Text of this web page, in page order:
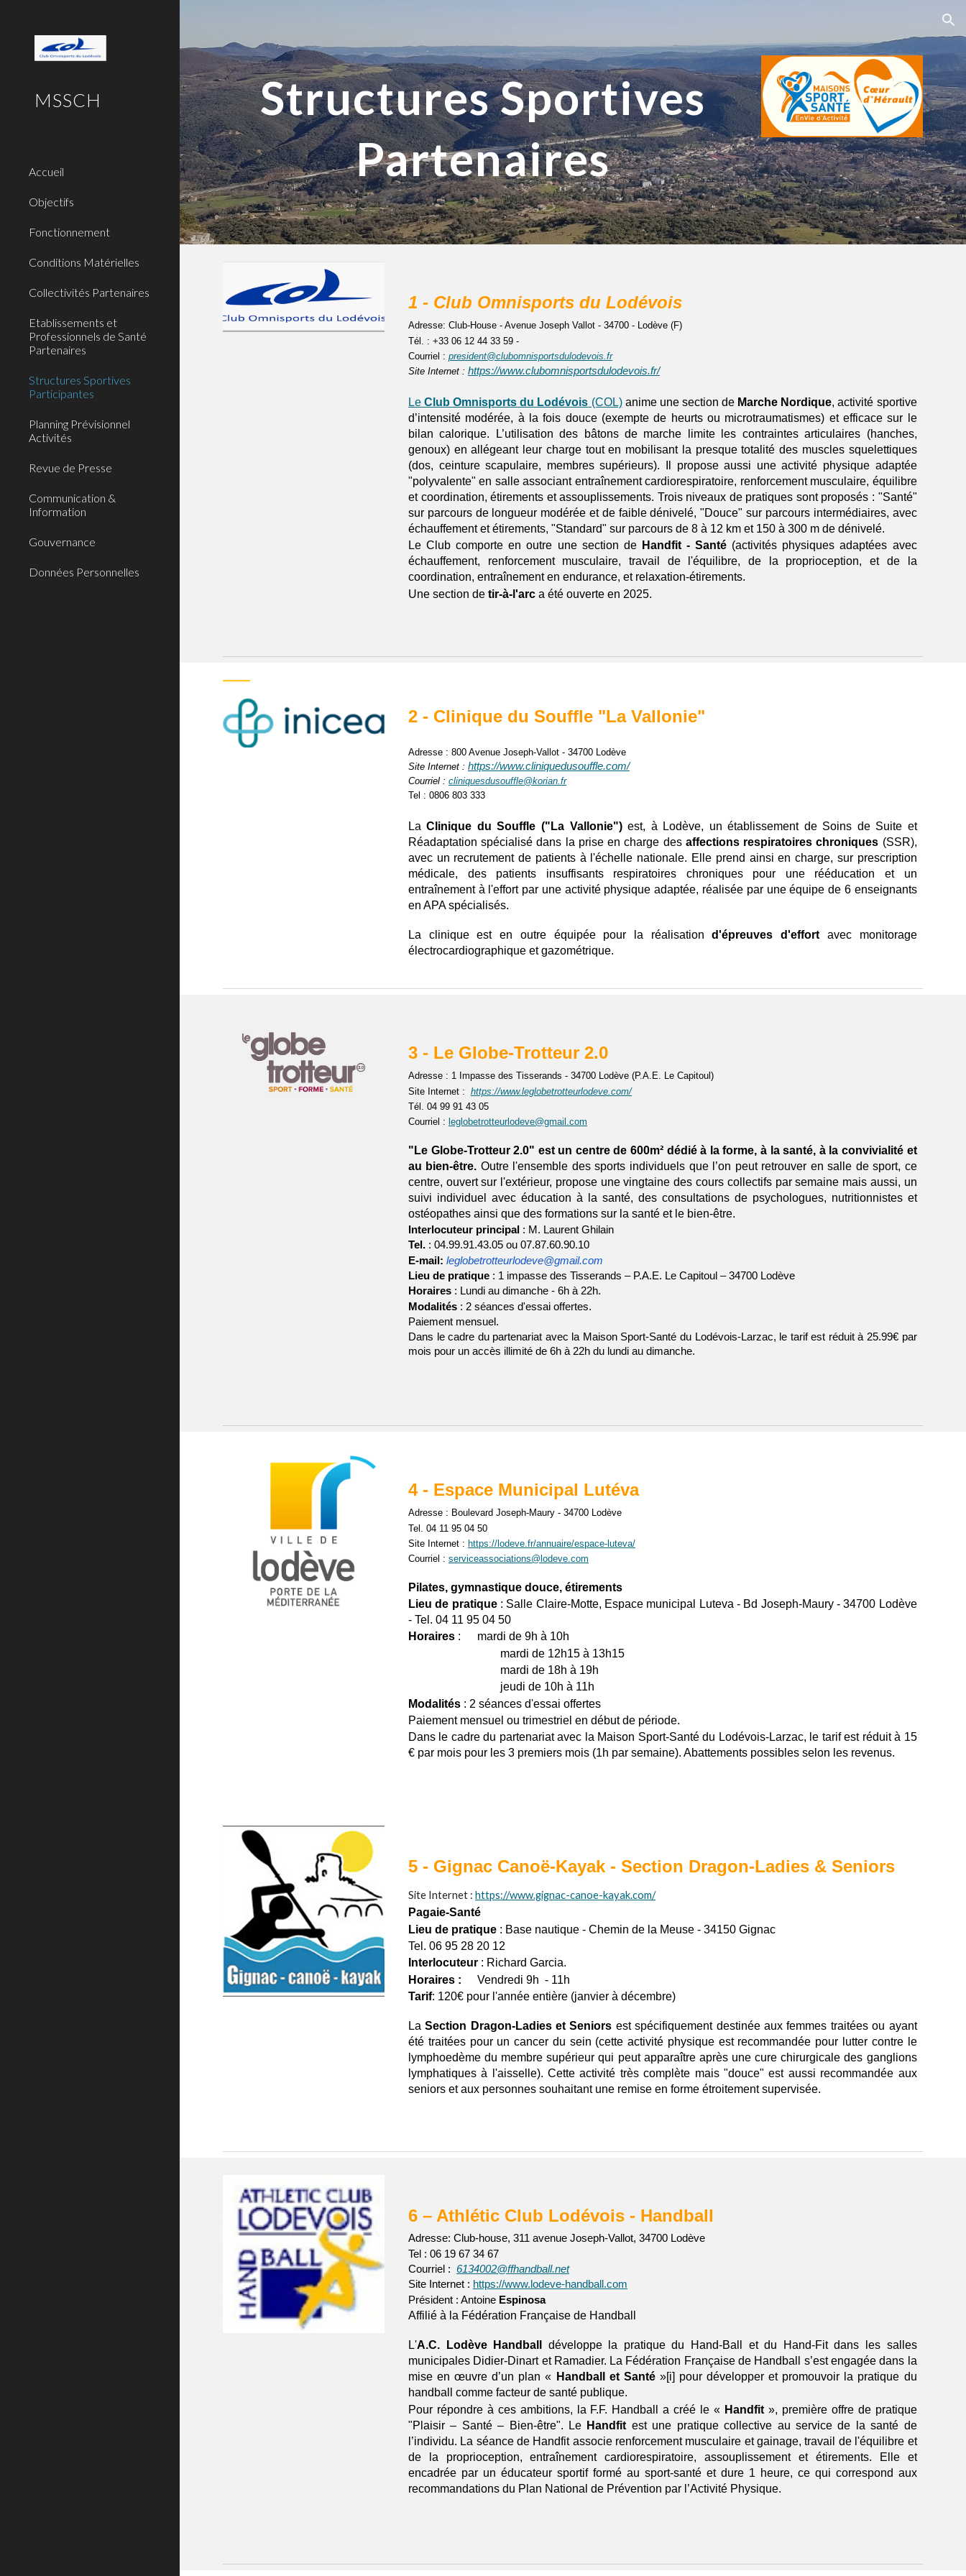
MSSCH
Accueil
Objectifs
Fonctionnement
Conditions Matérielles
Collectivités Partenaires
Etablissements et
Professionnels de Santé
Partenaires
Structures Sportives
Participantes
Planning Prévisionnel
Activités
Revue de Presse
Communication &
Information
Gouvernance
Données Personnelles
Structures Sportives
Partenaires
1 - Club Omnisports du Lodévois
Adresse: Club-House - Avenue Joseph Vallot - 34700 - Lodève (F)
Tél. : +33 06 12 44 33 59 -
Courriel : president@clubomnisportsdulodevois.fr
Site Internet : https://www.clubomnisportsdulodevois.fr/
LeClub Omnisports du Lodévois (COL)anime une section de Marche Nordique, activité sportive
d’intensité modérée, à la fois douce (exempte de heurts ou microtraumatismes) et efficace sur le
bilan calorique. L’utilisation des bâtons de marche limite les contraintes articulaires (hanches,
genoux) en allégeant leur charge tout en mobilisant la presque totalité des muscles squelettiques
(dos, ceinture scapulaire, membres supérieurs). Il propose aussi une activité physique adaptée
"polyvalente" en salle associant entraînement cardiorespiratoire, renforcement musculaire, équilibre
et coordination, étirements et assouplissements. Trois niveaux de pratiques sont proposés : "Santé"
sur parcours de longueur modérée et de faible dénivelé, "Douce" sur parcours intermédiaires, avec
échauffement et étirements, "Standard" sur parcours de 8 à 12 km et 150 à 300 m de dénivelé.
Le Club comporte en outre une section de Handfit - Santé (activités physiques adaptées avec
échauffement, renforcement musculaire, travail de l'équilibre, de la proprioception, et de la
coordination, entraînement en endurance, et relaxation-étirements.
Une section de tir-à-l'arc a été ouverte en 2025.
2 - Clinique du Souffle "La Vallonie"
Adresse : 800 Avenue Joseph-Vallot - 34700 Lodève
Site Internet : https://www.cliniquedusouffle.com/
Courriel : cliniquesdusouffle@korian.fr
Tel : 0806 803 333
LaClinique du Souffle ("La Vallonie")est, à Lodève, un établissement de Soins de Suite et
Réadaptation spécialisé dans la prise en charge des affections respiratoires chroniques (SSR),
avec un recrutement de patients à l'échelle nationale. Elle prend ainsi en charge, sur prescription
médicale, des patients insuffisants respiratoires chroniques pour une rééducation et un
entraînement à l'effort par une activité physique adaptée, réalisée par une équipe de 6 enseignants
en APA spécialisés.
La clinique est en outre équipée pour la réalisationd'épreuves d'effort avec monitorage
électrocardiographique et gazométrique.
3 - Le Globe-Trotteur 2.0
Adresse : 1 Impasse des Tisserands - 34700 Lodève (P.A.E. Le Capitoul)
Site Internet : https://www.leglobetrotteurlodeve.com/
Tél. 04 99 91 43 05
Courriel : leglobetrotteurlodeve@gmail.com
"Le Globe-Trotteur 2.0" est un centre de 600m² dédié à la forme, à la santé, à la convivialité et
au bien-être. Outre l'ensemble des sports individuels que l’on peut retrouver en salle de sport, ce
centre, ouvert sur l'extérieur, propose une vingtaine des cours collectifs par semaine mais aussi, un
suivi individuel avec éducation à la santé, des consultations de psychologues, nutritionnistes et
ostéopathes ainsi que des formations sur la santé et le bien-être.
Interlocuteur principal : M. Laurent Ghilain
Tel.: 04.99.91.43.05 ou 07.87.60.90.10
E-mail: leglobetrotteurlodeve@gmail.com
Lieu de pratique: 1 impasse des Tisserands – P.A.E. Le Capitoul – 34700 Lodève
Horaires: Lundi au dimanche - 6h à 22h.
Modalités : 2 séances d'essai offertes.
Paiement mensuel.
Dans le cadre du partenariat avec la Maison Sport-Santé du Lodévois-Larzac, le tarif est réduit à 25.99€ par
mois pour un accès illimité de 6h à 22h du lundi au dimanche.
4 - Espace Municipal Lutéva
Adresse : Boulevard Joseph-Maury - 34700 Lodève
Tel. 04 11 95 04 50
Site Internet : https://lodeve.fr/annuaire/espace-luteva/
Courriel : serviceassociations@lodeve.com
Pilates, gymnastique douce, étirements
Lieu de pratique: Salle Claire-Motte, Espace municipal Luteva - Bd Joseph-Maury - 34700 Lodève
- Tel. 04 11 95 04 50
Horaires:
mardi de 9h à 10h
mardi de 12h15 à 13h15
mardi de 18h à 19h
jeudi de 10h à 11h
Modalités : 2 séances d'essai offertes
Paiement mensuel ou trimestriel en début de période.
Dans le cadre du partenariat avec la Maison Sport-Santé du Lodévois-Larzac, le tarif est réduit à 15
€ par mois pour les 3 premiers mois (1h par semaine). Abattements possibles selon les revenus.
5- Gignac Canoë-Kayak - Section Dragon-Ladies & Seniors
Site Internet : https://www.gignac-canoe-kayak.com/
Pagaie-Santé
Lieu de pratique: Base nautique - Chemin de la Meuse - 34150 Gignac
Tel. 06 95 28 20 12
Interlocuteur: Richard Garcia.
Horaires :
Vendredi 9h - 11h
Tarif: 120€ pour l'année entière (janvier à décembre)
LaSection Dragon-Ladies et Seniors est spécifiquement destinée aux femmes traitées ou ayant
été traitées pour un cancer du sein (cette activité physique est recommandée pour lutter contre le
lymphoedème du membre supérieur qui peut apparaître après une cure chirurgicale des ganglions
lymphatiques à l'aisselle). Cette activité très complète mais "douce" est aussi recommandée aux
seniors et aux personnes souhaitant une remise en forme étroitement supervisée.
6– Athlétic Club Lodévois - Handball
Adresse: Club-house, 311 avenue Joseph-Vallot, 34700 Lodève
Tel : 06 19 67 34 67
Courriel : 6134002@ffhandball.net
Site Internet : https://www.lodeve-handball.com
Président : Antoine Espinosa
Affiliéà la Fédération Française de Handball
L'A.C. Lodève Handball développe la pratique du Hand-Ball et du Hand-Fit dans les salles
municipales Didier-Dinart et Ramadier. La Fédération Française de Handball s’est engagée dans la
mise en œuvre d’un plan « Handball et Santé»[i] pour développer et promouvoir la pratique du
handball comme facteur de santé publique.
Pour répondre à ces ambitions, la F.F. Handball a créé le « Handfit», première offre de pratique
"Plaisir – Santé – Bien-être". Le Handfit est une pratique collective au service de la santé de
l’individu. La séance de Handfit associe renforcement musculaire et gainage, travail de l'équilibre et
de la proprioception, entraînement cardiorespiratoire, assouplissement et étirements. Elle et
encadrée par un éducateur sportif formé au sport-santé et dure 1 heure, ce qui correspond aux
recommandations du Plan National de Prévention par l’Activité Physique.